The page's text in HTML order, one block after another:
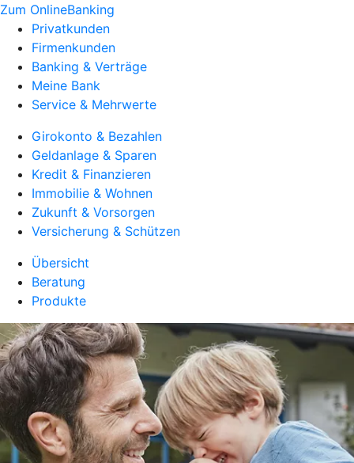
Zum OnlineBanking
Privatkunden
Firmenkunden
Banking & Verträge
Meine Bank
Service & Mehrwerte
Girokonto & Bezahlen
Geldanlage & Sparen
Kredit & Finanzieren
Immobilie & Wohnen
Zukunft & Vorsorgen
Versicherung & Schützen
Übersicht
Beratung
Produkte